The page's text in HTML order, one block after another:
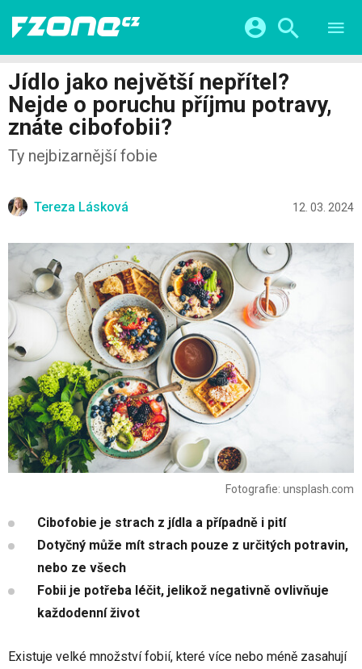
VIDEA
SERIÁLY
KATEGORIE
CHYTRÁ MĚSTA
ŽIVOT BUDOUCNOSTI
HRY A ZÁBAVA
FINTECH
Facebook Google
Twitter
Jídlo jako největší nepřítel?
Nejde o poruchu příjmu potravy,
znáte cibofobii?
Ty nejbizarnější fobie
Tereza Lásková 12. 03. 2024
Fotografie: unsplash.com
Cibofobie je strach z jídla a případně i pití
Dotyčný může mít strach pouze z určitých potravin,
nebo ze všech
Fobii je potřeba léčit, jelikož negativně ovlivňuje
každodenní život
Existuje velké množství fobií, které více nebo méně zasahují